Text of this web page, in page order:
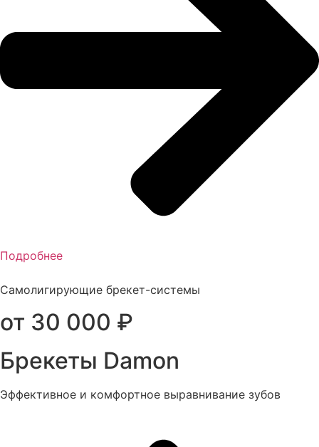
Подробнее
Самолигирующие брекет-системы
от 30 000 ₽
Брекеты Damon
Эффективное и комфортное выравнивание зубов